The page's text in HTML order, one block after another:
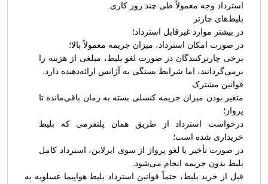
استرداد وجه معمولاً طی چند روز کاری.
بلیط‌های چارتر
در بیشتر موارد غیرقابل استرداد؛
در صورت امکان استرداد، میزان جریمه معمولاً بالا؛
برخی چارترکنندگان در صورت لغو بلیط، مبلغی از هزینه را
برمی‌گردانند، اما شرایط بستگی به آژانس ارائه‌دهنده دارد.
قوانین مشترک
متغیر بودن میزان جریمه کنسلی بسته به زمان باقی‌مانده تا
پرواز؛
درخواست استرداد از طریق همان پلتفرمی که بلیط
خریداری شده است؛
در صورت تأخیر یا لغو پرواز از سوی ایرلاین، استرداد کامل
بلیط بدون جریمه انجام می‌شود.
قبل از خرید بلیط، حتماً قوانین استرداد بلیط هواپیما عسلویه به